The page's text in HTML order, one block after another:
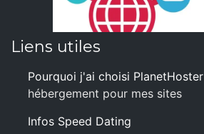
Liens utiles
Pourquoi j'ai choisi PlanetHoster
hébergement pour mes sites
Infos Speed Dating